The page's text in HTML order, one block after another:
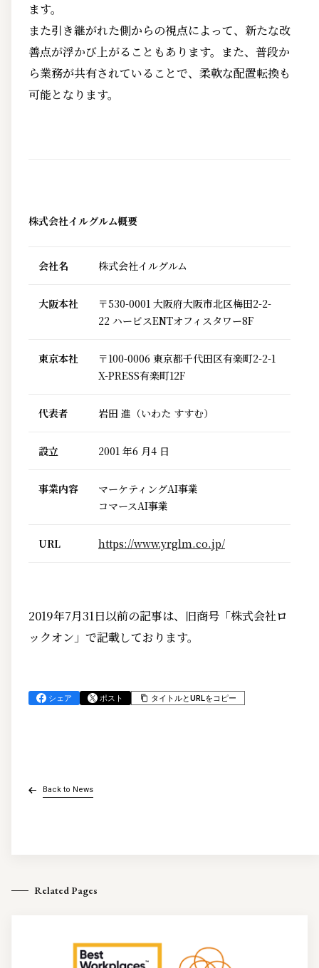
ます。
また引き継がれた側からの視点によって、新たな改
善点が浮かび上がることもあります。また、普段か
ら業務が共有されていることで、柔軟な配置転換も
可能となります。
株式会社イルグルム概要
会社名 株式会社イルグルム
大阪本社
〒530-0001 大阪府大阪市北区梅田2-2-
22 ハービスENTオフィスタワー8F
東京本社
〒100-0006 東京都千代田区有楽町2-2-1
X-PRESS有楽町12F
代表者 岩田 進（いわた すすむ）
設立 2001 年6 月4 日
事業内容
マーケティングAI事業
コマースAI事業
URL https://www.yrglm.co.jp/
2019年7月31日以前の記事は、旧商号「株式会社ロ
ックオン」で記載しております。
シェア ポスト タイトルとURLをコピー
Back to News
Related Pages